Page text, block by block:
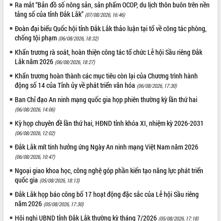
phá cơ chế - Hợp tác công tư
Đề án 06 tạo bước ngoặt đột phá trong
cải cách hành chính tỉnh Đắk Lắk
Kết nối tour, đẩy mạnh chuyển đổi số
để phát triển du lịch Đắk Lắk
Khởi động Dự án Đầu tư xây dựng hạ
tầng kỹ thuật Cụm công nghiệp Tân
Tiến
Gặp mặt các cơ quan báo chí nhân Kỷ
niệm 101 năm Ngày Báo chí Cách
mạng Việt Nam
Đắk Lắk sơ kết 4 năm triển khai thực
hiện Đề án 06 của Chính phủ
Họp báo thông tin về Hội nghị Công bố
Quy hoạch và Xúc tiến đầu tư tỉnh Đắk
Lắk
Khơi thông điểm nghẽn, đẩy nhanh
giải ngân vốn khắc phục thiên tai
HĐND tỉnh thông qua điều chỉnh Quy
hoạch tỉnh thời kỳ 2021-2030
Ra mắt “Bản đồ số nông sản, sản phẩm OCOP, du lịch thôn buôn trên nền
tảng số của tỉnh Đắk Lắk” (07/08/2026, 16:46)
Đoàn đại biểu Quốc hội tỉnh Đắk Lắk thảo luận tại tổ về công tác phòng,
chống tội phạm (06/08/2026, 18:32)
Khẩn trương rà soát, hoàn thiện công tác tổ chức Lễ hội Sầu riêng Đắk
Lắk năm 2026 (06/08/2026, 18:27)
Khẩn trương hoàn thành các mục tiêu còn lại của Chương trình hành
động số 14 của Tỉnh ủy về phát triển văn hóa (06/08/2026, 17:30)
Ban Chỉ đạo An ninh mạng quốc gia họp phiên thường kỳ lần thứ hai
(06/08/2026, 14:06)
Kỳ họp chuyên đề lần thứ hai, HĐND tỉnh khóa XI, nhiệm kỳ 2026-2031
(06/08/2026, 12:02)
Đắk Lắk mít tinh hưởng ứng Ngày An ninh mạng Việt Nam năm 2026
(06/08/2026, 10:47)
Ngoại giao khoa học, công nghệ góp phần kiến tạo năng lực phát triển
quốc gia (05/08/2026, 18:13)
Đắk Lắk họp báo công bố 17 hoạt động đặc sắc của Lễ hội Sầu riêng
năm 2026 (05/08/2026, 17:30)
Hội nghị UBND tỉnh Đắk Lắk thường kỳ tháng 7/2026 (05/08/2026, 17:18)